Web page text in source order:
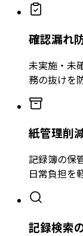
確認漏れ
未実施・未
務の抜けを
紙管理削
記録簿の保
日常負担を
記録検索